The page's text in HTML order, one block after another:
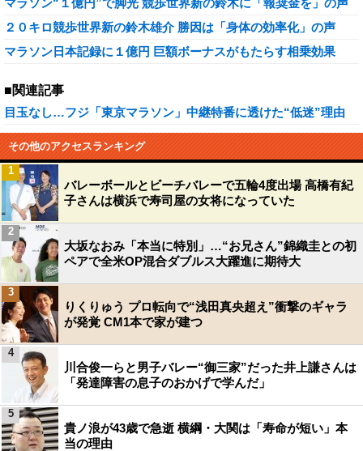
マラソン“１億円”で脚光 競歩世界新の鈴木に「報奨金を」の声
２０キロ競歩世界新の鈴木雄介 勝因は「身体の効率化」の声
マラソン日本記録に１億円 巨額ボーナスがもたらす相乗効果
■関連記事
目玉なし…フジ「東京マラソン」中継特番に透けた“低迷”理由
その他のアクセスランキング
バレーボールとビーチバレーで五輪4度出場 高橋有紀
子さんは横浜で寿司屋の女将になっていた
1
大坂なおみ「本当に特別」…“お兄さん”錦織圭との初
ペアで全米OP混合ダブルス大躍進に期待大
2
りくりゅう プロ転向で“浅田真央超え”衝撃のギャラ
が発覚 CM1本で家が建つ
3
川合俊一らと男子バレー“御三家”だった井上謙さんは
「発達障害の息子のおかげで学んだ」
4
貴ノ浪が43歳で急逝 横綱・大関は「寿命が短い」本
当の理由
5